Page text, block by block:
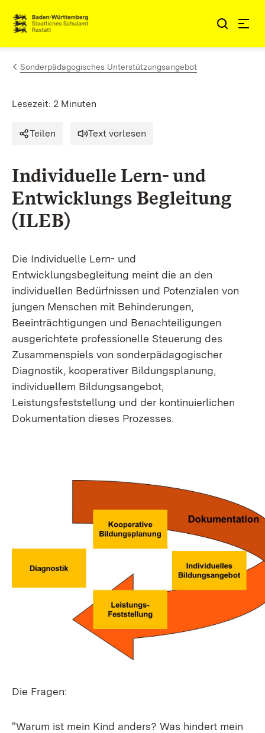
Zum Inhalt springen
Link zur Startseite
Sonderpädagogisches Unterstützungsangebot
Lesezeit: 2 Minuten
Teilen Text vorlesen
Individuelle Lern- und
Entwicklungs Begleitung
(ILEB)
Die Individuelle Lern- und
Entwicklungsbegleitung meint die an den
individuellen Bedürfnissen und Potenzialen von
jungen Menschen mit Behinderungen,
Beeinträchtigungen und Benachteiligungen
ausgerichtete professionelle Steuerung des
Zusammenspiels von sonderpädagogischer
Diagnostik, kooperativer Bildungsplanung,
individuellem Bildungsangebot,
Leistungsfeststellung und der kontinuierlichen
Dokumentation dieses Prozesses.
Die Fragen:
"Warum ist mein Kind anders? Was hindert mein